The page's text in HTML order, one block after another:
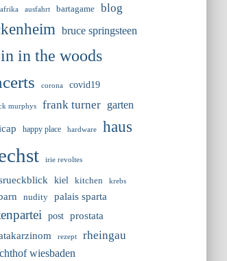
afrika ausfahrt bartagame blog
bruce springsteen
in the woods
corona covid19
murphys frank turner
garten
happy place hardware haus
irie revoltes
kiel kitchen krebs
nudity palais sparta
post
prostata
rezept rheingau
wiesbaden